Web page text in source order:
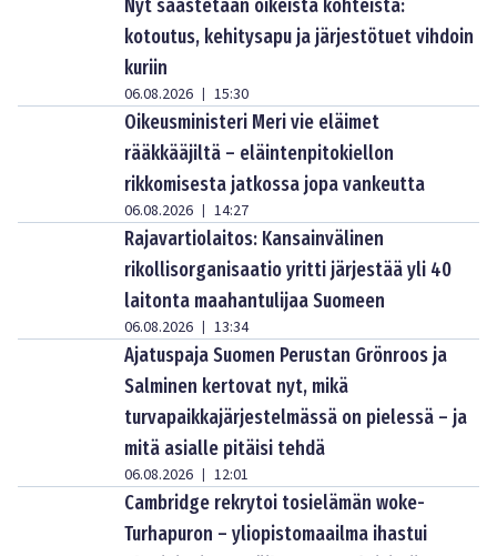
Nyt säästetään oikeista kohteista:
kotoutus, kehitysapu ja järjestötuet vihdoin
kuriin
06.08.2026 | 15:30
Oikeusministeri Meri vie eläimet
rääkkääjiltä – eläintenpitokiellon
rikkomisesta jatkossa jopa vankeutta
06.08.2026 | 14:27
Rajavartiolaitos: Kansainvälinen
rikollisorganisaatio yritti järjestää yli 40
laitonta maahantulijaa Suomeen
06.08.2026 | 13:34
Ajatuspaja Suomen Perustan Grönroos ja
Salminen kertovat nyt, mikä
turvapaikkajärjestelmässä on pielessä – ja
mitä asialle pitäisi tehdä
06.08.2026 | 12:01
Cambridge rekrytoi tosielämän woke-
Turhapuron – yliopistomaailma ihastui